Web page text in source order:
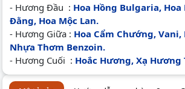
- Hương Đầu : Hoa Hồng Bulgaria, Hoa
Đằng, Hoa Mộc Lan.
- Hương Giữa : Hoa Cẩm Chướng, Vani,
Nhựa Thơm Benzoin.
- Hương Cuối : Hoắc Hương, Xạ Hương